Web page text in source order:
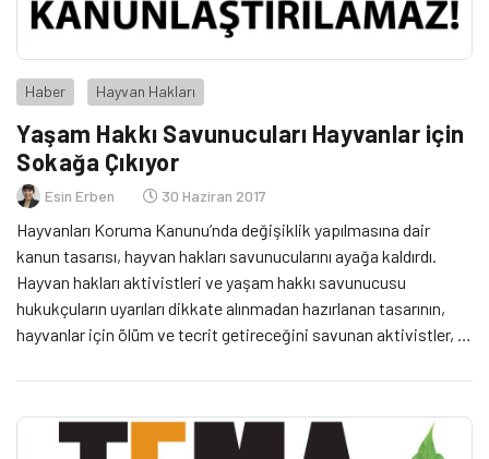
Haber Hayvan Hakları
Yaşam Hakkı Savunucuları Hayvanlar için
Sokağa Çıkıyor
Esin Erben 30 Haziran 2017
Hayvanları Koruma Kanunu’nda değişiklik yapılmasına dair
kanun tasarısı, hayvan hakları savunucularını ayağa kaldırdı.
Hayvan hakları aktivistleri ve yaşam hakkı savunucusu
hukukçuların uyarıları dikkate alınmadan hazırlanan tasarının,
hayvanlar için ölüm ve tecrit getireceğini savunan aktivistler, 1